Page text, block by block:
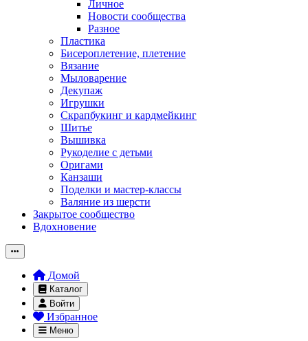
Личное
Новости сообщества
Разное
Пластика
Бисероплетение, плетение
Вязание
Мыловарение
Декупаж
Игрушки
Скрапбукинг и кардмейкинг
Шитье
Вышивка
Рукоделие с детьми
Оригами
Канзаши
Поделки и мастер-классы
Валяние из шерсти
Закрытое сообщество
Вдохновение
Домой
Каталог
Войти
Избранное
Меню